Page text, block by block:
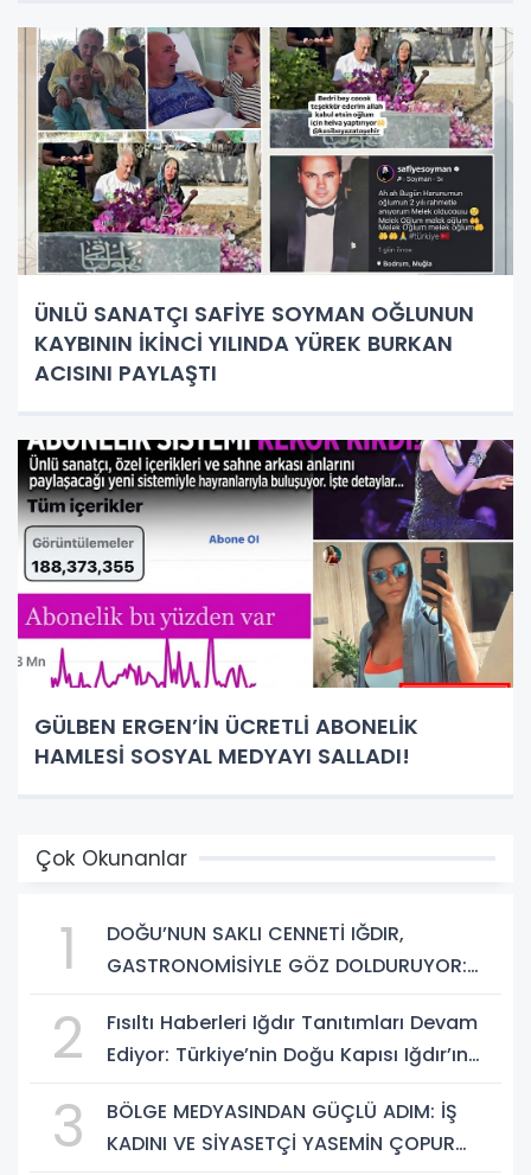
ÜNLÜ SANATÇI SAFİYE SOYMAN OĞLUNUN
KAYBININ İKİNCİ YILINDA YÜREK BURKAN
ACISINI PAYLAŞTI
GÜLBEN ERGEN’İN ÜCRETLİ ABONELİK
HAMLESİ SOSYAL MEDYAYI SALLADI!
Çok Okunanlar
1
DOĞU’NUN SAKLI CENNETİ IĞDIR,
GASTRONOMİSİYLE GÖZ DOLDURUYOR:
BULUŞMA NOKTASI
2
Fısıltı Haberleri Iğdır Tanıtımları Devam
Ediyor: Türkiye’nin Doğu Kapısı Iğdır’ın
3
BÖLGE MEDYASINDAN GÜÇLÜ ADIM: İŞ
KADINI VE SİYASETÇİ YASEMİN ÇOPUR